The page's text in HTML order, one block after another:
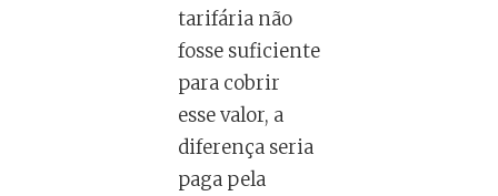
tarifária não
fosse suficiente
para cobrir
esse valor, a
diferença seria
paga pela